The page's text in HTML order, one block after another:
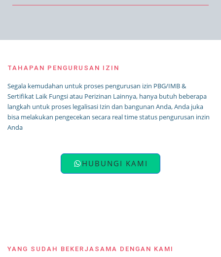
TAHAPAN PENGURUSAN IZIN
Segala kemudahan untuk proses pengurusan izin PBG/IMB &
Sertifikat Laik Fungsi atau Perizinan Lainnya, hanya butuh beberapa
langkah untuk proses legalisasi Izin dan bangunan Anda, Anda juka
bisa melakukan pengecekan secara real time status pengurusan inzin
Anda
HUBUNGI KAMI
YANG SUDAH BEKERJASAMA DENGAN KAMI